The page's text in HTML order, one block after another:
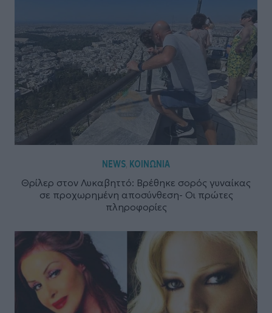
NEWS, ΚΟΙΝΩΝΙΑ
Θρίλερ στον Λυκαβηττό: Βρέθηκε σορός γυναίκας
σε προχωρημένη αποσύνθεση- Οι πρώτες
πληροφορίες